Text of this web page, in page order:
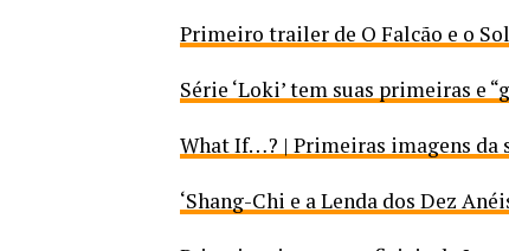
Primeiro trailer de O Falcão e o
Série ‘Loki’ tem suas primeiras e
What If…? | Primeiras imagens da
‘Shang-Chi e a Lenda dos Dez